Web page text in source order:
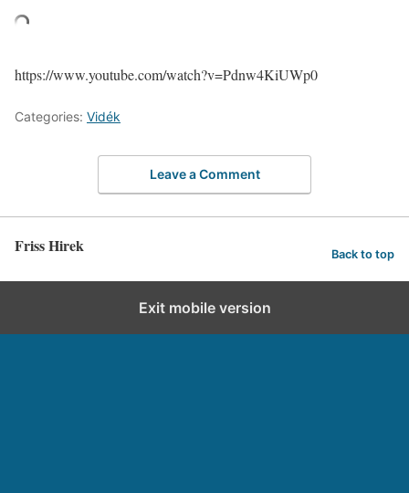
https://www.youtube.com/watch?v=Pdnw4KiUWp0
Categories: Vidék
Leave a Comment
Friss Hirek Back to top
Exit mobile version